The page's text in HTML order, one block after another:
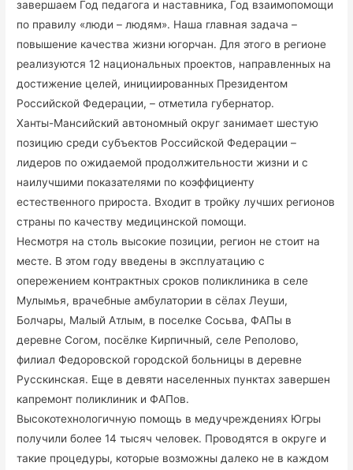
завершаем Год педагога и наставника, Год взаимопомощи
по правилу «люди – людям». Наша главная задача –
повышение качества жизни югорчан. Для этого в регионе
реализуются 12 национальных проектов, направленных на
достижение целей, инициированных Президентом
Российской Федерации, – отметила губернатор.
Ханты-Мансийский автономный округ занимает шестую
позицию среди субъектов Российской Федерации –
лидеров по ожидаемой продолжительности жизни и с
наилучшими показателями по коэффициенту
естественного прироста. Входит в тройку лучших регионов
страны по качеству медицинской помощи.
Несмотря на столь высокие позиции, регион не стоит на
месте. В этом году введены в эксплуатацию с
опережением контрактных сроков поликлиника в селе
Мулымья, врачебные амбулатории в сёлах Леуши,
Болчары, Малый Атлым, в поселке Сосьва, ФАПы в
деревне Согом, посёлке Кирпичный, селе Реполово,
филиал Федоровской городской больницы в деревне
Русскинская. Еще в девяти населенных пунктах завершен
капремонт поликлиник и ФАПов.
Высокотехнологичную помощь в медучреждениях Югры
получили более 14 тысяч человек. Проводятся в округе и
такие процедуры, которые возможны далеко не в каждом